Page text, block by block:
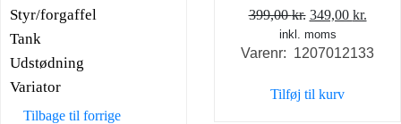
Styr/forgaffel
Tank
Udstødning
Variator
Tilbage til forrige
399,00kr. Den
oprindelige
pris
399,00 kr..
349,00 kr.
pris
inkl. moms
Varenr: 1207012133
Tilføj til kurv